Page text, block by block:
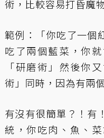
術，比較容易打昏魔
範例：「你吃了一個
吃了兩個藍菜，你
「研磨術」然後你
術」同時，因為有兩
有沒有很簡單？！有
統，你吃肉、魚、